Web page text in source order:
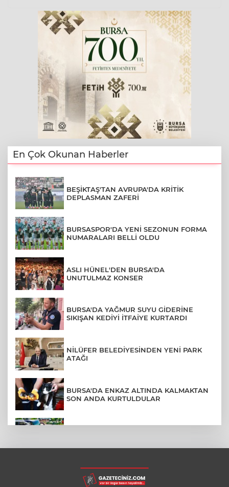
En Çok Okunan Haberler
BEŞİKTAŞ'TAN AVRUPA'DA KRİTİK
DEPLASMAN ZAFERİ
BURSASPOR'DA YENİ SEZONUN FORMA
NUMARALARI BELLİ OLDU
ASLI HÜNEL'DEN BURSA'DA
UNUTULMAZ KONSER
BURSA'DA YAĞMUR SUYU GİDERİNE
SIKIŞAN KEDİYİ İTFAİYE KURTARDI
NİLÜFER BELEDİYESİNDEN YENİ PARK
ATAĞI
BURSA'DA ENKAZ ALTINDA KALMAKTAN
SON ANDA KURTULDULAR
BURSA'DA DEPO YANGINI BİNAYA
SIÇRAMADAN SÖNDÜRÜLDÜ